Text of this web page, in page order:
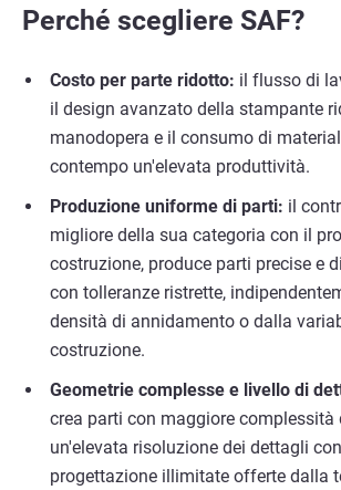
Perché scegliere SAF?
Costo per parte ridotto: il flusso di
il design avanzato della stampante
manodopera e il consumo di
contempo un'elevata produttività.
Produzione uniforme di parti: il
migliore della sua categoria con il
costruzione, produce parti precise e
con tolleranze ristrette,
densità di annidamento o dalla
costruzione.
Geometrie complesse e livello di
crea parti con maggiore complessità
un'elevata risoluzione dei dettagli
progettazione illimitate offerte dalla